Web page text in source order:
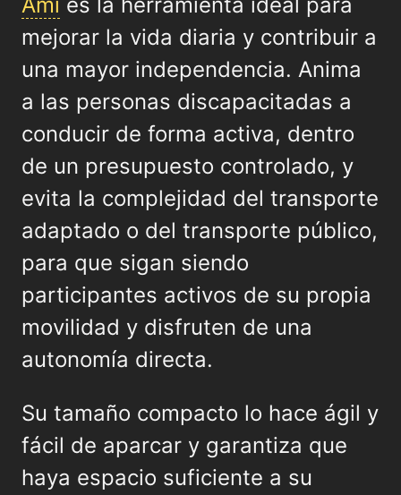
mejorar la vida diaria y contribuir a
una mayor independencia. Anima
a las personas discapacitadas a
conducir de forma activa, dentro
de un presupuesto controlado, y
evita la complejidad del transporte
adaptado o del transporte público,
para que sigan siendo
participantes activos de su propia
movilidad y disfruten de una
autonomía directa.
Su tamaño compacto lo hace ágil y
fácil de aparcar y garantiza que
haya espacio suficiente a su